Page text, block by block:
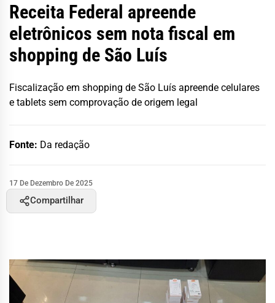
Receita Federal apreende
eletrônicos sem nota fiscal em
shopping de São Luís
Fiscalização em shopping de São Luís apreende celulares
e tablets sem comprovação de origem legal
Fonte: Da redação
17 De Dezembro De 2025
Compartilhar